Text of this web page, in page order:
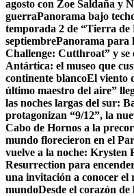
agosto con Zoe Saldaña y
guerraPanorama bajo
temporada 2 de “Tierra de
septiembrePanorama para
Challenge: Cutthroat” y se
Antártica: el museo que
continente blancoEl viento
último maestro del aire”
las noches largas del sur:
protagonizan “9/12”, la
Cabo de Hornos a la
mundo florecieron en el
vuelve a la noche: Krysten
Resurrection para
una invitación a conocer el
mundoDesde el corazón